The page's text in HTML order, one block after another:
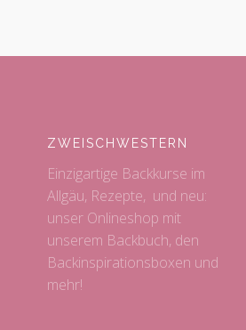
ZWEISCHWESTERN
Einzigartige Backkurse im
Allgäu, Rezepte, und neu:
unser Onlineshop mit
unserem Backbuch, den
Backinspirationsboxen und
mehr!